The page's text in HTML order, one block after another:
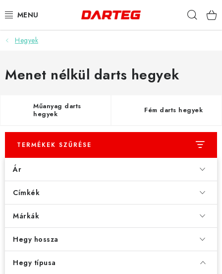
tartalomhoz
DARTS
DARTS TÁBLÁK
HEGYEK
SZÁRAK
TOKOK
RUHÁZAT
Hegyek
Menet nélkül darts hegyek
Műanyag darts
hegyek
Fém darts hegyek
TERMÉKEK SZŰRÉSE
Ár
Címkék
Márkák
Hegy hossza
Hegy típusa